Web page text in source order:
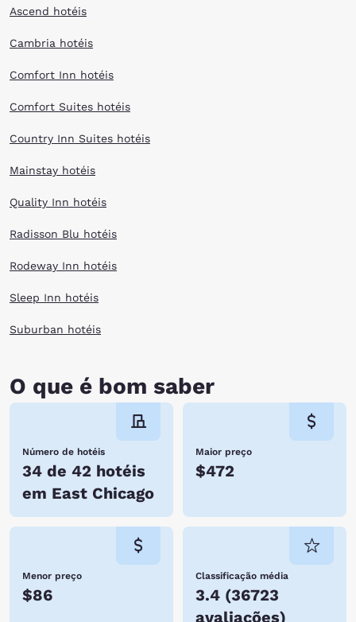
Ascend hotéis
Cambria hotéis
Comfort Inn hotéis
Comfort Suites hotéis
Country Inn Suites hotéis
Mainstay hotéis
Quality Inn hotéis
Radisson Blu hotéis
Rodeway Inn hotéis
Sleep Inn hotéis
Suburban hotéis
O que é bom saber
Número de hotéis
34 de 42 hotéis
em East Chicago
Maior preço
$472
Menor preço
$86
Classificação média
3.4 (36723
avaliações)